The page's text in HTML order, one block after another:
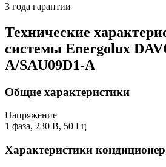
3 года гарантии
Технические
системы Energolux
A/SAU09D1-A
Общие характеристики
Напряжение
1 фаза, 230 В, 50 Гц
Характеристики